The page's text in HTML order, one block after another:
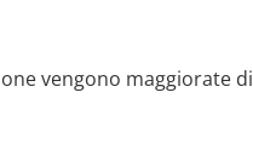
vengono maggiorate di